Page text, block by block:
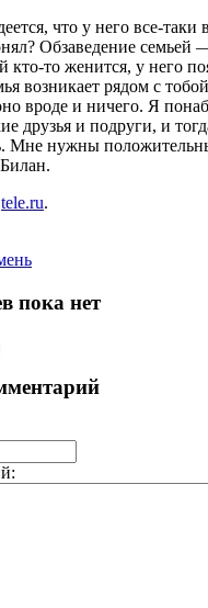
что у него все-таки
Обзаведение семьей
кто-то женится, у него
возникает рядом с
вроде и ничего. Я
друзья и подруги, и
Мне нужны
tele.ru.
пока нет